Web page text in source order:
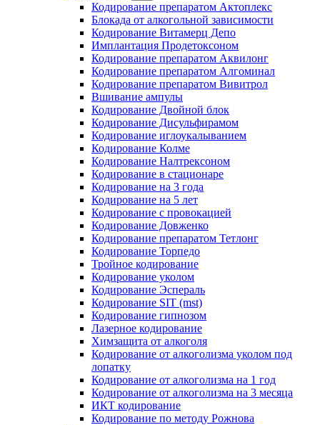
Кодирование препаратом Актоплекс
Блокада от алкогольной зависимости
Кодирование Витамерц Депо
Имплантация Продетоксоном
Кодирование препаратом Аквилонг
Кодирование препаратом Алгоминал
Кодирование препаратом Вивитрол
Вшивание ампулы
Кодирование Двойной блок
Кодирование Дисульфирамом
Кодирование иглоукалыванием
Кодирование Колме
Кодирование Налтрексоном
Кодирование в стационаре
Кодирование на 3 года
Кодирование на 5 лет
Кодирование с провокацией
Кодирование Довженко
Кодирование препаратом Тетлонг
Кодирование Торпедо
Тройное кодирование
Кодирование уколом
Кодирование Эспераль
Кодирование SIT (mst)
Кодирование гипнозом
Лазерное кодирование
Химзащита от алкоголя
Кодирование от алкоголизма уколом под
лопатку
Кодирование от алкоголизма на 1 год
Кодирование от алкоголизма на 3 месяца
ИКТ кодирование
Кодирование по методу Рожнова